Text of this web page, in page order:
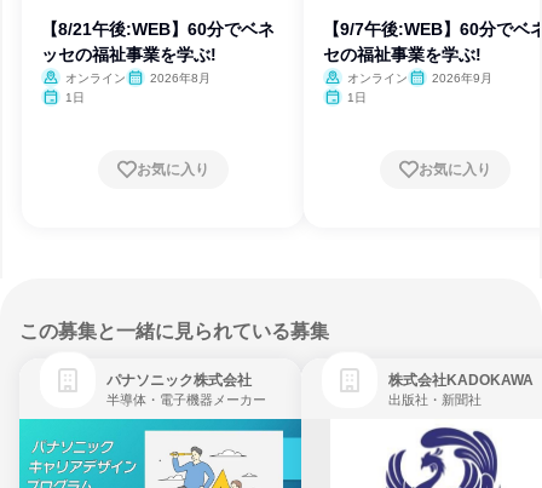
【8/21午後:WEB】60分でベネ
ッセの福祉事業を学ぶ!
オンライン
2026年8月
1日
お気に入り
【9/7午後:WEB】60分でベ
セの福祉事業を学ぶ!
オンライン
2026年9月
1日
お気に入り
この募集と一緒に見られている募集
パナソニック株式会社
半導体・電子機器メーカー
株式会社KADOKAWA
出版社・新聞社